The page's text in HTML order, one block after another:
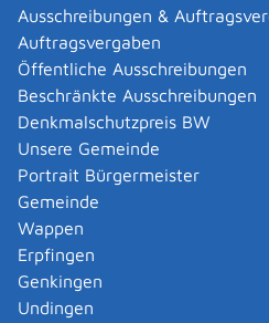
Ausschreibungen &
Auftragsvergaben
Öffentliche Ausschreibungen
Beschränkte Ausschreibungen
Denkmalschutzpreis BW
Unsere Gemeinde
Portrait Bürgermeister
Gemeinde
Wappen
Erpfingen
Genkingen
Undingen
Je nach Einzelfall
sind zusätzliche
Beispiel Erbnachweis,
Vorkaufsrechtszeugnisse,
muss das Grundbuch vor
Eintragung erst berichtigt
durch Eintragung der
Eigentümers)
Verfahrensablauf
Die Eintragung ins Grundbuch